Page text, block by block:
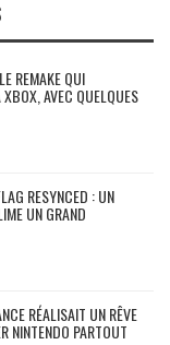
REMAKE QUI
AVEC QUELQUES
RESYNCED : UN
UN GRAND
RÉALISAIT UN RÊVE
NINTENDO PARTOUT